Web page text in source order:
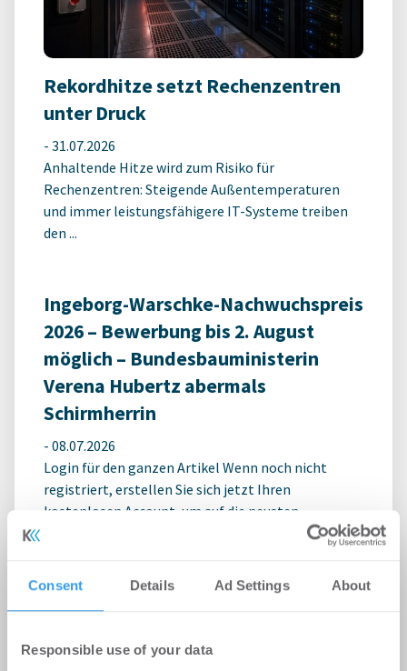
Consent Details Ad Settings About
Responsible use of your data
Rekordhitze setzt Rechenzentren
unter Druck
- 31.07.2026
Anhaltende Hitze wird zum Risiko für
Rechenzentren: Steigende Außentemperaturen
und immer leistungsfähigere IT-Systeme treiben
den ...
Ingeborg-Warschke-Nachwuchspreis
2026 – Bewerbung bis 2. August
möglich – Bundesbauministerin
Verena Hubertz abermals
Schirmherrin
- 08.07.2026
Login für den ganzen Artikel Wenn noch nicht
registriert, erstellen Sie sich jetzt Ihren
kostenlosen Account, um auf die neusten ...